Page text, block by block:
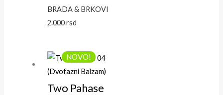
BRADA & BRKOVI
2.000rsd
NOVO!
Two Pahase